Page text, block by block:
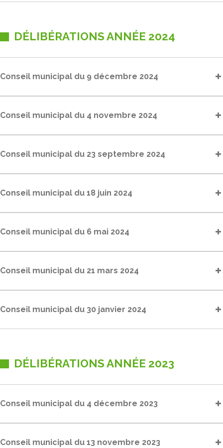
DÉLIBÉRATIONS ANNÉE 2024
Conseil municipal du 9 décembre 2024
Conseil municipal du 4 novembre 2024
Conseil municipal du 23 septembre 2024
Conseil municipal du 18 juin 2024
Conseil municipal du 6 mai 2024
Conseil municipal du 21 mars 2024
Conseil municipal du 30 janvier 2024
DÉLIBÉRATIONS ANNÉE 2023
Conseil municipal du 4 décembre 2023
Conseil municipal du 13 novembre 2023